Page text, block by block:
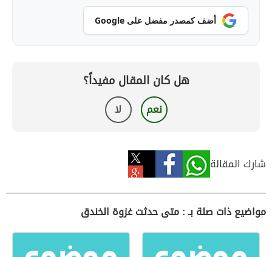
أضف كمصدر مفضل على Google
هل كان المقال مفيداً؟
نعم لا
شارك المقالة
مواضيع ذات صلة بـ : متى حدثت غزوة الخندق